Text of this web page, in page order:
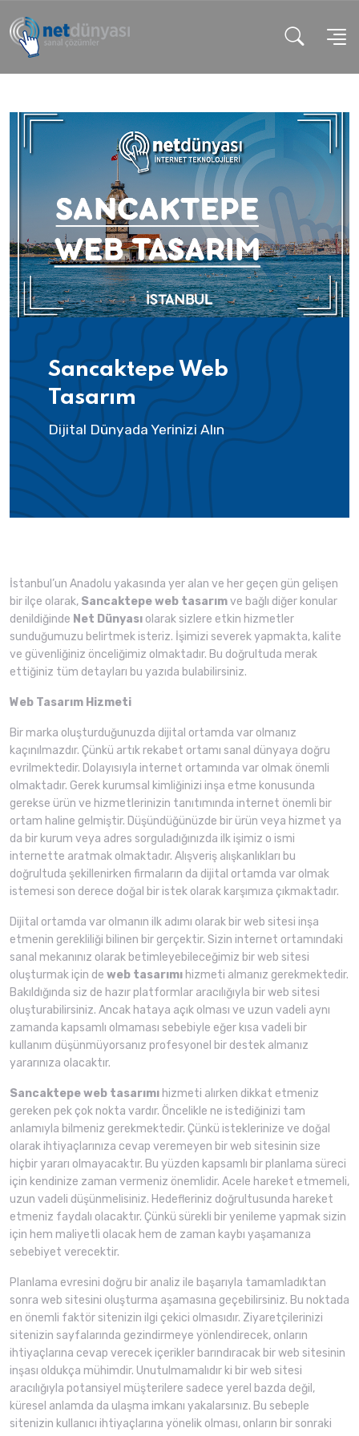
Sancaktepe Web
Tasarım
Dijital Dünyada Yerinizi Alın
İstanbul’un Anadolu yakasında yer alan ve her geçen gün gelişen
bir ilçe olarak, Sancaktepe web tasarımve bağlı diğer konular
denildiğinde Net Dünyası olarak sizlere etkin hizmetler
sunduğumuzu belirtmek isteriz. İşimizi severek yapmakta, kalite
ve güvenliğiniz önceliğimiz olmaktadır. Bu doğrultuda merak
ettiğiniz tüm detayları bu yazıda bulabilirsiniz.
Web Tasarım Hizmeti
Bir marka oluşturduğunuzda dijital ortamda var olmanız
kaçınılmazdır. Çünkü artık rekabet ortamı sanal dünyaya doğru
evrilmektedir. Dolayısıyla internet ortamında var olmak önemli
olmaktadır. Gerek kurumsal kimliğinizi inşa etme konusunda
gerekse ürün ve hizmetlerinizin tanıtımında internet önemli bir
ortam haline gelmiştir. Düşündüğünüzde bir ürün veya hizmet ya
da bir kurum veya adres sorguladığınızda ilk işimiz o ismi
internette aratmak olmaktadır. Alışveriş alışkanlıkları bu
doğrultuda şekillenirken firmaların da dijital ortamda var olmak
istemesi son derece doğal bir istek olarak karşımıza çıkmaktadır.
Dijital ortamda var olmanın ilk adımı olarak bir web sitesi inşa
etmenin gerekliliği bilinen bir gerçektir. Sizin internet ortamındaki
sanal mekanınız olarak betimleyebileceğimiz bir web sitesi
oluşturmak için de web tasarımı hizmeti almanız gerekmektedir.
Bakıldığında siz de hazır platformlar aracılığıyla bir web sitesi
oluşturabilirsiniz. Ancak hataya açık olması ve uzun vadeli aynı
zamanda kapsamlı olmaması sebebiyle eğer kısa vadeli bir
kullanım düşünmüyorsanız profesyonel bir destek almanız
yararınıza olacaktır.
Sancaktepe web tasarımı hizmeti alırken dikkat etmeniz
gereken pek çok nokta vardır. Öncelikle ne istediğinizi tam
anlamıyla bilmeniz gerekmektedir. Çünkü isteklerinize ve doğal
olarak ihtiyaçlarınıza cevap veremeyen bir web sitesinin size
hiçbir yararı olmayacaktır. Bu yüzden kapsamlı bir planlama süreci
için kendinize zaman vermeniz önemlidir. Acele hareket etmemeli,
uzun vadeli düşünmelisiniz. Hedefleriniz doğrultusunda hareket
etmeniz faydalı olacaktır. Çünkü sürekli bir yenileme yapmak sizin
için hem maliyetli olacak hem de zaman kaybı yaşamanıza
sebebiyet verecektir.
Planlama evresini doğru bir analiz ile başarıyla tamamladıktan
sonra web sitesini oluşturma aşamasına geçebilirsiniz. Bu noktada
en önemli faktör sitenizin ilgi çekici olmasıdır. Ziyaretçilerinizi
sitenizin sayfalarında gezindirmeye yönlendirecek, onların
ihtiyaçlarına cevap verecek içerikler barındıracak bir web sitesinin
inşası oldukça mühimdir. Unutulmamalıdır ki bir web sitesi
aracılığıyla potansiyel müşterilere sadece yerel bazda değil,
küresel anlamda da ulaşma imkanı yakalarsınız. Bu sebeple
sitenizin kullanıcı ihtiyaçlarına yönelik olması, onların bir sonraki